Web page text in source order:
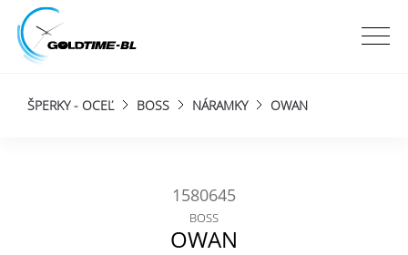
ŠPERKY - OCEĽ BOSS NÁRAMKY OWAN
1580645
BOSS
OWAN